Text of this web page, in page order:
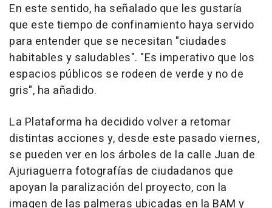
En este sentido, ha señalado que les gustaría
que este tiempo de confinamiento haya servido
para entender que se necesitan "ciudades
habitables y saludables". "Es imperativo que los
espacios públicos se rodeen de verde y no de
gris", ha añadido.
La Plataforma ha decidido volver a retomar
distintas acciones y, desde este pasado viernes,
se pueden ver en los árboles de la calle Juan de
Ajuriaguerra fotografías de ciudadanos que
apoyan la paralización del proyecto, con la
imagen de las palmeras ubicadas en la BAM y